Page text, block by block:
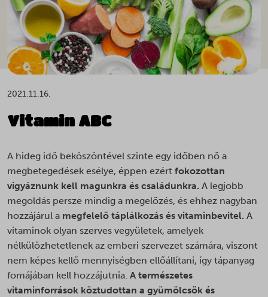
2021.11.16.
Vitamin ABC
A hideg idő beköszöntével szinte egy időben nő a
megbetegedések esélye, éppen ezért fokozottan
vigyáznunk kell magunkra és családunkra. A legjobb
megoldás persze mindig a megelőzés, és ehhez nagyban
hozzájárul a megfelelő táplálkozás és vitaminbevitel. A
vitaminok olyan szerves vegyületek, amelyek
nélkülözhetetlenek az emberi szervezet számára, viszont
nem képes kellő mennyiségben ellőállítani, így tápanyag
fomájában kell hozzájutnia. A természetes
vitaminforrások köztudottan a gyümölcsök és